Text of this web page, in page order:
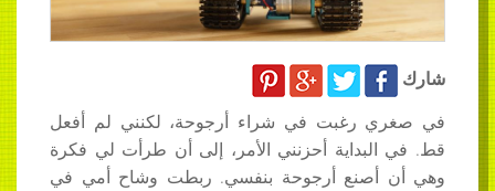
شارك
في صغري رغبت في شراء أرجوحة، لكنني لم أفعل
قط. في البداية أحزنني الأمر، إلى أن طرأت لي فكرة
وهي أن أصنع أرجوحة بنفسي. ربطت وشاح أمي في